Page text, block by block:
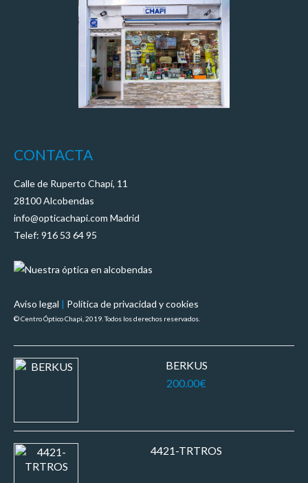
CONTACTA
Calle de Ruperto Chapí, 11
28100 Alcobendas
info@opticachapi.com Madrid
Telef: 916 53 64 95
Aviso legal | Política de privacidad y cookies
© Centro Óptico Chapi, 2019. Todos los derechos reservados.
BERKUS
200.00€
4421-TRTROS